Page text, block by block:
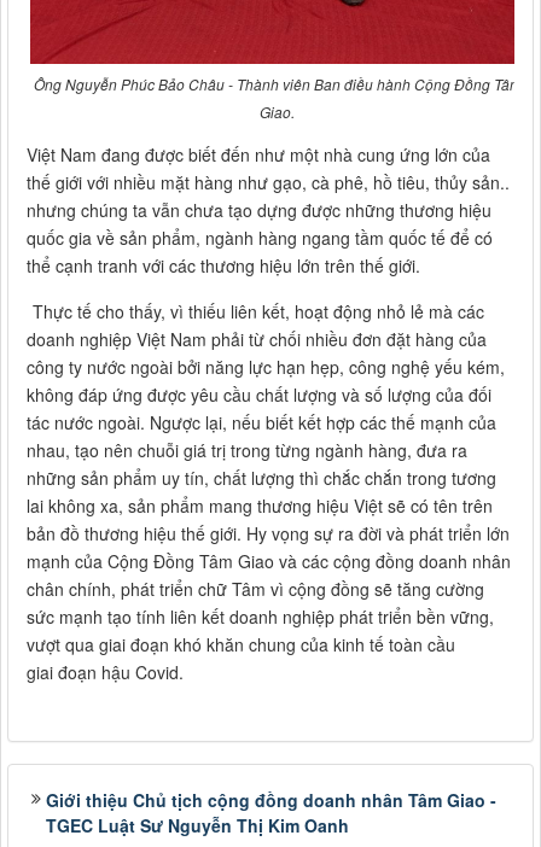
Ông Nguyễn Phúc Bảo Châu - Thành viên Ban điều hành Cộng Đồng Tâm
Giao.
Việt Nam đang được biết đến như một nhà cung ứng lớn của
thế giới với nhiều mặt hàng như gạo, cà phê, hồ tiêu, thủy sản..
nhưng chúng ta vẫn chưa tạo dựng được những thương hiệu
quốc gia về sản phẩm, ngành hàng ngang tầm quốc tế để có
thể cạnh tranh với các thương hiệu lớn trên thế giới.
Thực tế cho thấy, vì thiếu liên kết, hoạt động nhỏ lẻ mà các
doanh nghiệp Việt Nam phải từ chối nhiều đơn đặt hàng của
công ty nước ngoài bởi năng lực hạn hẹp, công nghệ yếu kém,
không đáp ứng được yêu cầu chất lượng và số lượng của đối
tác nước ngoài. Ngược lại, nếu biết kết hợp các thế mạnh của
nhau, tạo nên chuỗi giá trị trong từng ngành hàng, đưa ra
những sản phẩm uy tín, chất lượng thì chắc chắn trong tương
lai không xa, sản phẩm mang thương hiệu Việt sẽ có tên trên
bản đồ thương hiệu thế giới. Hy vọng sự ra đời và phát triển lớn
mạnh của Cộng Đồng Tâm Giao và các cộng đồng doanh nhân
chân chính, phát triển chữ Tâm vì cộng đồng sẽ tăng cường
sức mạnh tạo tính liên kết doanh nghiệp phát triển bền vững,
vượt qua giai đoạn khó khăn chung của kinh tế toàn cầu
giai đoạn hậu Covid.
Giới thiệu Chủ tịch cộng đồng doanh nhân Tâm Giao -
TGEC Luật Sư Nguyễn Thị Kim Oanh